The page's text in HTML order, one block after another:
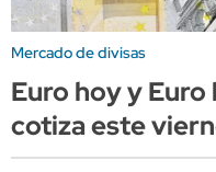
Mercado de divisas
Euro hoy y
cotiza este